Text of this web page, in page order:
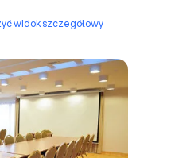
widok szczegółowy